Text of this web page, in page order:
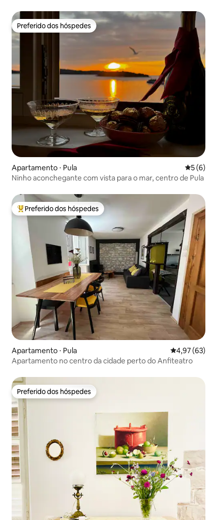
Preferido dos hóspedes
Preferido dos hóspedes
Apartamento ⋅ Pula 5 de
5 (6)
Ninho aconchegante com vista para o mar, centro de Pula
Entre os melhores preferidos dos hóspedes
Preferido dos hóspedes
Apartamento ⋅ Pula 4,97 de uma
4,97 (63)
Apartamento no centro da cidade perto do Anfiteatro
Preferido dos hóspedes
Preferido dos hóspedes